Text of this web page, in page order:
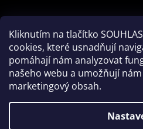
Kliknutím na tlačítko
cookies, které usnadňují
pomáhají nám analyzovat
našeho webu a umožňují
marketingový obsah.
Partner: Mega